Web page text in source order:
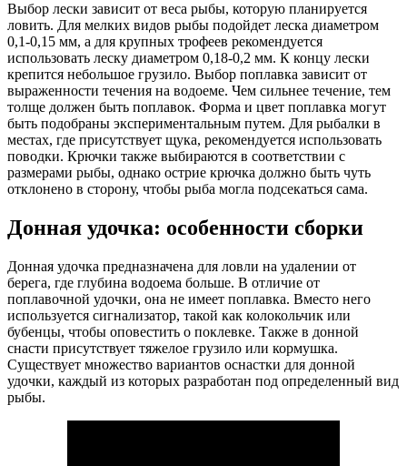
Выбор лески зависит от веса рыбы, которую планируется
ловить. Для мелких видов рыбы подойдет леска диаметром
0,1-0,15 мм, а для крупных трофеев рекомендуется
использовать леску диаметром 0,18-0,2 мм. К концу лески
крепится небольшое грузило. Выбор поплавка зависит от
выраженности течения на водоеме. Чем сильнее течение, тем
толще должен быть поплавок. Форма и цвет поплавка могут
быть подобраны экспериментальным путем. Для рыбалки в
местах, где присутствует щука, рекомендуется использовать
поводки. Крючки также выбираются в соответствии с
размерами рыбы, однако острие крючка должно быть чуть
отклонено в сторону, чтобы рыба могла подсекаться сама.
Донная удочка: особенности сборки
Донная удочка предназначена для ловли на удалении от
берега, где глубина водоема больше. В отличие от
поплавочной удочки, она не имеет поплавка. Вместо него
используется сигнализатор, такой как колокольчик или
бубенцы, чтобы оповестить о поклевке. Также в донной
снасти присутствует тяжелое грузило или кормушка.
Существует множество вариантов оснастки для донной
удочки, каждый из которых разработан под определенный вид
рыбы.